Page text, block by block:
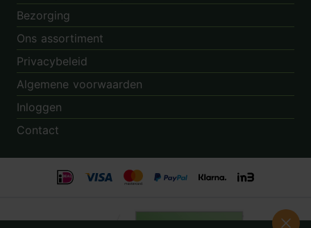
Bezorging
Ons assortiment
Privacybeleid
Algemene voorwaarden
Inloggen
Contact